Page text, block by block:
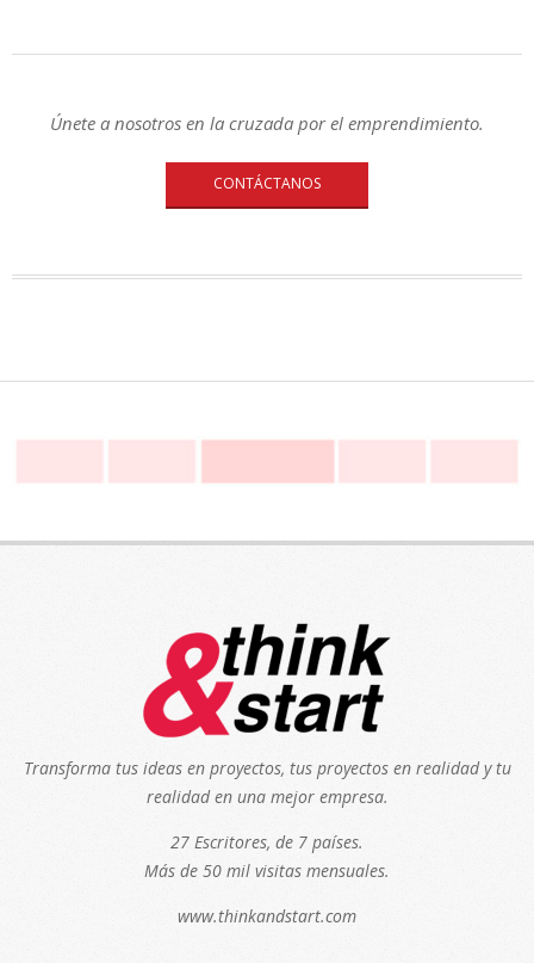
Únete a nosotros en la cruzada por el emprendimiento.
CONTÁCTANOS
Transforma tus ideas en proyectos, tus proyectos en realidad y tu
realidad en una mejor empresa.
27 Escritores, de 7 países.
Más de 50 mil visitas mensuales.
www.thinkandstart.com